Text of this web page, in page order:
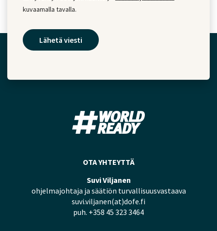
kuvaamalla tavalla.
OTA YHTEYTTÄ
Suvi Viljanen
ohjelmajohtaja ja säätiön turvallisuusvastaava
suvi.viljanen(at)dofe.fi
puh. +358 45 323 3464